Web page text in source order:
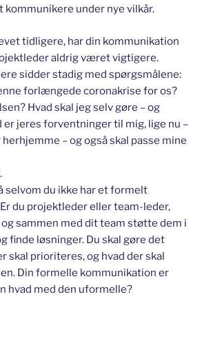
kommunikere under nye vilkår.
tidligere, har din kommunikation
aldrig været vigtigere.
sidder stadig med spørgsmålene:
forlængede coronakrise for os?
Hvad skal jeg selv gøre – og
er jeres forventninger til mig, lige nu –
– og også skal passe mine
selvom du ikke har et formelt
du projektleder eller team-leder,
og sammen med dit team støtte dem i
finde løsninger. Du skal gøre det
skal prioriteres, og hvad der skal
Din formelle kommunikation er
hvad med den uformelle?